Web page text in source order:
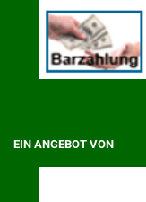
EIN ANGEBOT VON